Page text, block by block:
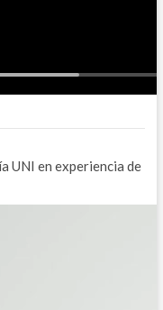
UNI en experiencia de